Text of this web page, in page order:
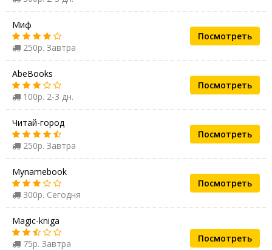
Миф
250р. Завтра
Посмотреть
AbeBooks
100р. 2-3 дн.
Посмотреть
Читай-город
250р. Завтра
Посмотреть
Mynamebook
300р. Сегодня
Посмотреть
Magic-kniga
75р. Завтра
Посмотреть